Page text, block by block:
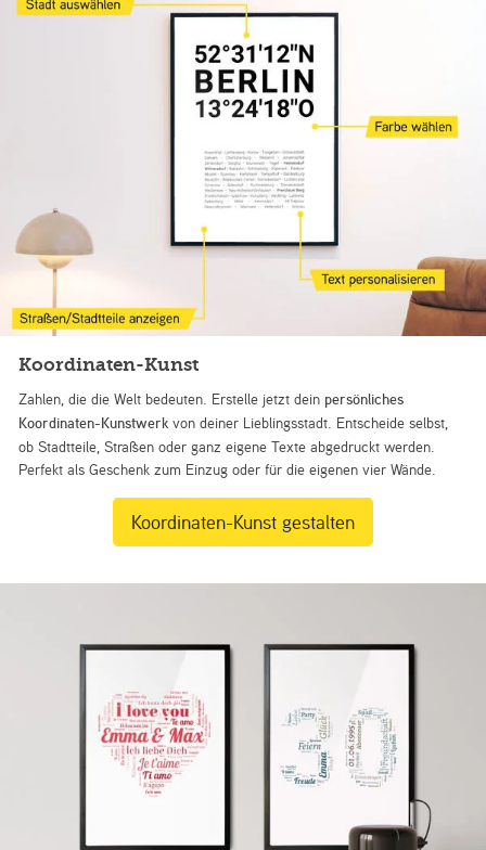
Koordinaten-Kunst
Zahlen, die die Welt bedeuten. Erstelle jetzt dein persönliches
Koordinaten-Kunstwerk von deiner Lieblingsstadt. Entscheide selbst,
ob Stadtteile, Straßen oder ganz eigene Texte abgedruckt werden.
Perfekt als Geschenk zum Einzug oder für die eigenen vier Wände.
Koordinaten-Kunst gestalten